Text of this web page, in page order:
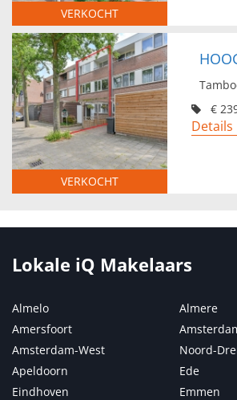
VERKOCHT
VERKOCHT
€
Details
Lokale iQ Makelaars
Almelo
Almere
Amersfoort
Amsterdam-West
Noord-
Apeldoorn
Ede
Eindhoven
Emmen